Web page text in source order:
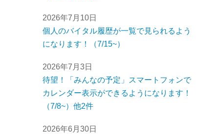
2026年7月10日
個人のバイタル履歴が一覧で見られるよう
になります！（7/15~）
2026年7月3日
待望！「みんなの予定」スマートフォンで
カレンダー表示ができるようになります！
（7/8~）他2件
2026年6月30日